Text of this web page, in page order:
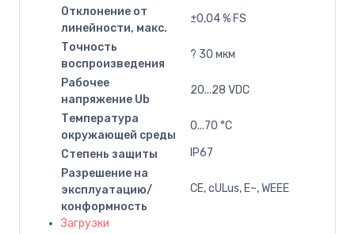
Отклонение от
линейности, макс.
±0,04 % FS
Точность
воспроизведения
? 30 мкм
Рабочее
напряжение Ub
20...28 VDC
Температура
окружающей среды
0...70 °C
Степень защиты
IP67
Разрешение на
эксплуатацию/
конформность
CE, cULus, E~, WEEE
Загрузки